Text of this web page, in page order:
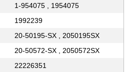
1-954075 , 1954075
1992239
20-50195-SX , 2050195SX
20-50572-SX , 2050572SX
22226351